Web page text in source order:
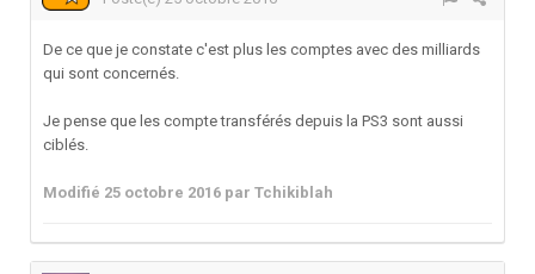
De ce que je constate c'est plus les comptes avec des milliards
qui sont concernés.
Je pense que les compte transférés depuis la PS3 sont aussi
ciblés.
Modifié 25 octobre 2016 par Tchikiblah